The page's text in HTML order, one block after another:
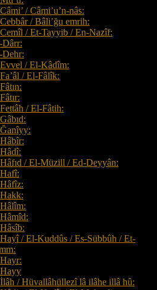
/ Câmi’u’n-nâs:
/ Bâli’ğu emrih:
/ Et-Tayyib / En-Nazîf:
Dârr:
Dehr:
/ El-Kâdîm:
/ El-Fâlîk:
/ El-Fâtih:
/ El-Müzill / Ed-Deyyân:
/ El-Kuddûs / Es-Sübbûh / Et-
/ Hüvallâhüllezî lâ ilâhe illâ hû: